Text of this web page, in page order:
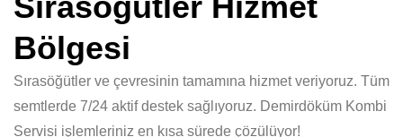
Bölgesi
Sırasöğütler ve çevresinin tamamına hizmet veriyoruz. Tüm
semtlerde 7/24 aktif destek sağlıyoruz. Demirdöküm Kombi
Servisi işlemleriniz en kısa sürede çözülüyor!